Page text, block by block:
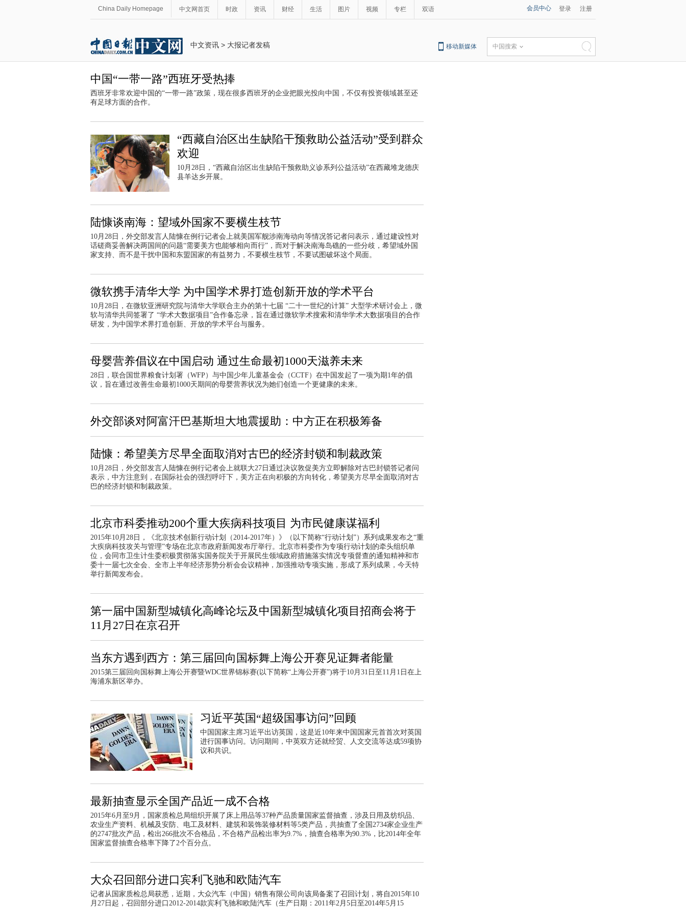
China Daily Homepage 中文网首页 时政 资讯 财经 生活 图片 视频 专栏 双语 会员中心 登录 注册
中文资讯 > 大报记者发稿 移动新媒体 中国搜索
中国“一带一路”西班牙受热捧
西班牙非常欢迎中国的“一带一路”政策，现在很多西班牙的企业把眼光投向中国，不仅有投资领域甚至还
有足球方面的合作。
“西藏自治区出生缺陷干预救助公益活动”受到群众
欢迎
10月28日，“西藏自治区出生缺陷干预救助义诊系列公益活动”在西藏堆龙德庆
县羊达乡开展。
陆慷谈南海：望域外国家不要横生枝节
10月28日，外交部发言人陆慷在例行记者会上就美国军舰涉南海动向等情况答记者问表示，通过建设性对
话磋商妥善解决两国间的问题“需要美方也能够相向而行”，而对于解决南海岛礁的一些分歧，希望域外国
家支持、而不是干扰中国和东盟国家的有益努力，不要横生枝节，不要试图破坏这个局面。
微软携手清华大学 为中国学术界打造创新开放的学术平台
10月28日，在微软亚洲研究院与清华大学联合主办的第十七届 “二十一世纪的计算” 大型学术研讨会上，微
软与清华共同签署了 “学术大数据项目”合作备忘录，旨在通过微软学术搜索和清华学术大数据项目的合作
研发，为中国学术界打造创新、开放的学术平台与服务。
母婴营养倡议在中国启动 通过生命最初1000天滋养未来
28日，联合国世界粮食计划署（WFP）与中国少年儿童基金会（CCTF）在中国发起了一项为期1年的倡
议，旨在通过改善生命最初1000天期间的母婴营养状况为她们创造一个更健康的未来。
外交部谈对阿富汗巴基斯坦大地震援助：中方正在积极筹备
陆慷：希望美方尽早全面取消对古巴的经济封锁和制裁政策
10月28日，外交部发言人陆慷在例行记者会上就联大27日通过决议敦促美方立即解除对古巴封锁答记者问
表示，中方注意到，在国际社会的强烈呼吁下，美方正在向积极的方向转化，希望美方尽早全面取消对古
巴的经济封锁和制裁政策。
北京市科委推动200个重大疾病科技项目 为市民健康谋福利
2015年10月28日，《北京技术创新行动计划（2014-2017年）》（以下简称“行动计划”）系列成果发布之“重
大疾病科技攻关与管理”专场在北京市政府新闻发布厅举行。北京市科委作为专项行动计划的牵头组织单
位，会同市卫生计生委积极贯彻落实国务院关于开展民生领域政府措施落实情况专项督查的通知精神和市
委十一届七次全会、全市上半年经济形势分析会会议精神，加强推动专项实施，形成了系列成果，今天特
举行新闻发布会。
第一届中国新型城镇化高峰论坛及中国新型城镇化项目招商会将于
11月27日在京召开
当东方遇到西方：第三届回向国标舞上海公开赛见证舞者能量
2015第三届回向国标舞上海公开赛暨WDC世界锦标赛(以下简称“上海公开赛”)将于10月31日至11月1日在上
海浦东新区举办。
习近平英国“超级国事访问”回顾
中国国家主席习近平出访英国，这是近10年来中国国家元首首次对英国
进行国事访问。访问期间，中英双方还就经贸、人文交流等达成59项协
议和共识。
最新抽查显示全国产品近一成不合格
2015年6月至9月，国家质检总局组织开展了床上用品等37种产品质量国家监督抽查，涉及日用及纺织品、
农业生产资料、机械及安防、电工及材料、建筑和装饰装修材料等5类产品，共抽查了全国2734家企业生产
的2747批次产品，检出266批次不合格品，不合格产品检出率为9.7%，抽查合格率为90.3%，比2014年全年
国家监督抽查合格率下降了2个百分点。
大众召回部分进口宾利飞驰和欧陆汽车
记者从国家质检总局获悉，近期，大众汽车（中国）销售有限公司向该局备案了召回计划，将自2015年10
月27日起，召回部分进口2012-2014款宾利飞驰和欧陆汽车（生产日期：2011年2月5日至2014年5月15